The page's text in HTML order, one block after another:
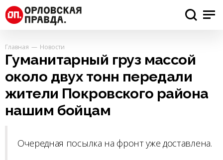
Главная Новости
Гуманитарный груз массой
около двух тонн передали
жители Покровского района
нашим бойцам
Очередная посылка на фронт уже доставлена.